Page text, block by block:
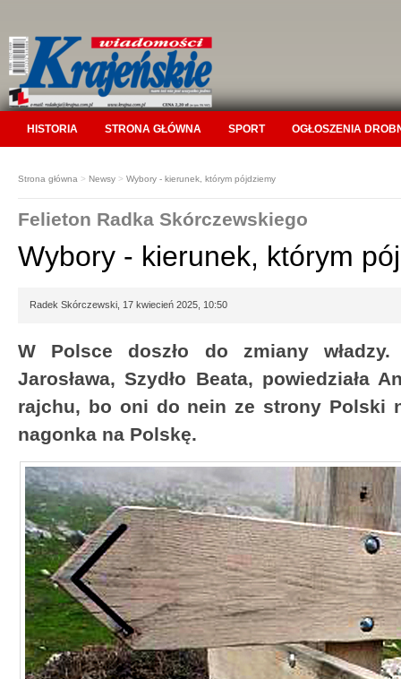
HISTORIA STRONA GŁÓWNA SPORT OGŁOSZENIA
Strona główna > Newsy > Wybory - kierunek, którym pójdziemy
Felieton Radka Skórczewskiego
Wybory - kierunek, którym
Radek Skórczewski, 17 kwiecień 2025, 10:50
W Polsce doszło do zmiany
Jarosława, Szydło Beata, powiedziała
rajchu, bo oni do nein ze strony Polski
nagonka na Polskę.